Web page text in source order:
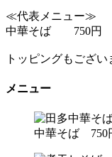
≪代表メニュー≫
中華そば 750円
トッピングもござい
メニュー
中華そば 750